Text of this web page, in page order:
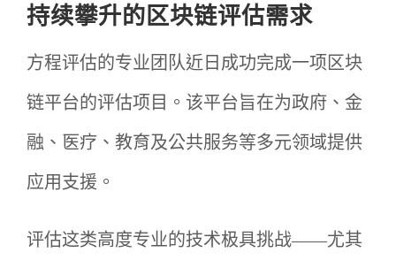
繁体
持续攀升的区块链评估需求
方程评估的专业团队近日成功完成一项区块
链平台的评估项目。该平台旨在为政府、金
融、医疗、教育及公共服务等多元领域提供
应用支援。
评估这类高度专业的技术极具挑战——尤其